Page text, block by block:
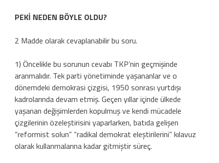
PEKİ NEDEN BÖYLE OLDU?
2 Madde olarak cevaplanabilir bu soru.
1) Öncelikle bu sorunun cevabı TKP’nin geçmişinde
aranmalıdır. Tek parti yönetiminde yaşananlar ve o
dönemdeki demokrasi çizgisi, 1950 sonrası yurtdışı
kadrolarında devam etmiş. Geçen yıllar içinde ülkede
yaşanan değişimlerden kopulmuş ve kendi mücadele
çizgilerinin özeleştirisini yaparlarken, batıda gelişen
“reformist solun” “radikal demokrat eleştirilerini” kılavuz
olarak kullanmalarına kadar gitmiştir süreç.